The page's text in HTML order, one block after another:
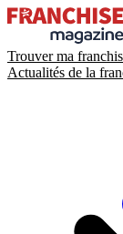
Trouver ma
Actualités de la